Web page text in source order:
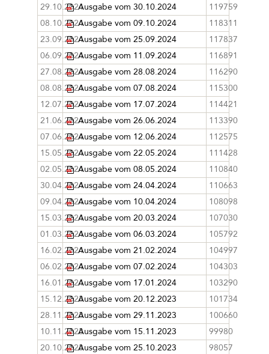
29.10.2024Ausgabe vom 30.10.2024
119759
08.10.2024Ausgabe vom 09.10.2024
118311
23.09.2024Ausgabe vom 25.09.2024
117837
06.09.2024Ausgabe vom 11.09.2024
116891
27.08.2024Ausgabe vom 28.08.2024
116290
08.08.2024Ausgabe vom 07.08.2024
115300
12.07.2024Ausgabe vom 17.07.2024
114421
21.06.2024Ausgabe vom 26.06.2024
113390
07.06.2024Ausgabe vom 12.06.2024
112575
15.05.2024Ausgabe vom 22.05.2024
111428
02.05.2024Ausgabe vom 08.05.2024
110840
30.04.2024Ausgabe vom 24.04.2024
110663
09.04.2024Ausgabe vom 10.04.2024
108098
15.03.2024Ausgabe vom 20.03.2024
107030
01.03.2024Ausgabe vom 06.03.2024
105792
16.02.2024Ausgabe vom 21.02.2024
104997
06.02.2024Ausgabe vom 07.02.2024
104303
16.01.2024Ausgabe vom 17.01.2024
103290
15.12.2023Ausgabe vom 20.12.2023
101734
28.11.2023Ausgabe vom 29.11.2023
100660
10.11.2023Ausgabe vom 15.11.2023
99980
20.10.2023Ausgabe vom 25.10.2023
98057